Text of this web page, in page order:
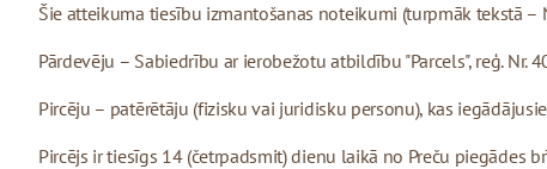
Šie atteikuma tiesību izmantošanas noteikumi (turpmāk tekstā –
Pārdevēju – Sabiedrību ar ierobežotu atbildību "Parcels", reģ.
Pircēju – patērētāju (fizisku vai juridisku personu), kas
Pircējs ir tiesīgs 14 (četrpadsmit) dienu laikā no Preču piegādes